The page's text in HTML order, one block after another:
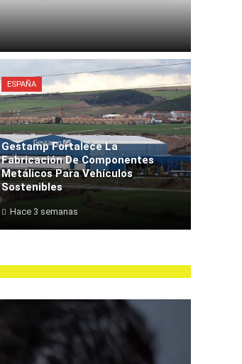
ESPAÑA
Gestamp Fortalece La
Fabricación De Componentes
Metálicos Para Vehículos
Sostenibles
Hace 3 semanas